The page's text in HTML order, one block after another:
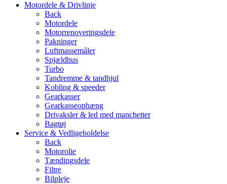
Motordele & Drivlinje
Back
Motordele
Motorrenoveringsdele
Pakninger
Luftmassemåler
Spjældhus
Turbo
Tandremme & tandhjul
Kobling & speeder
Gearkasser
Gearkasseophæng
Drivaksler & led med manchetter
Bagtøj
Service & Vedligeholdelse
Back
Motorolie
Tændingsdele
Filtre
Bilpleje